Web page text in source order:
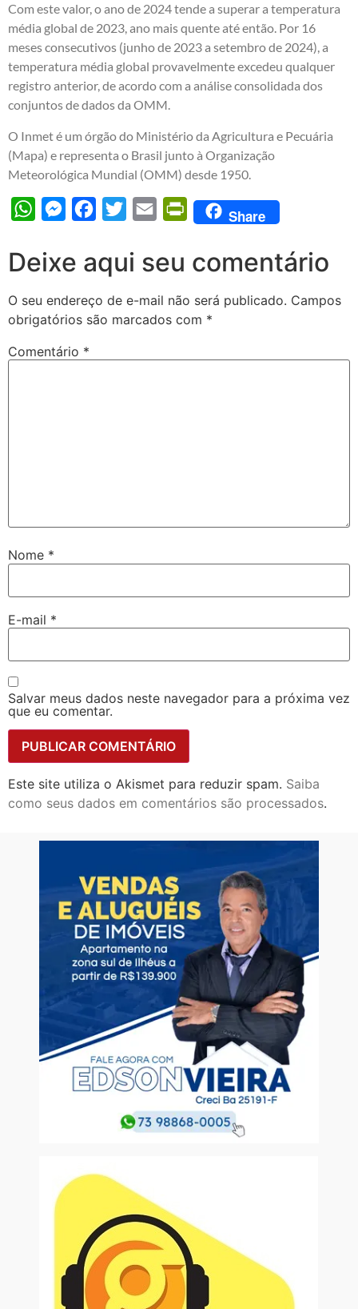
Com este valor, o ano de 2024 tende a superar a temperatura
média global de 2023, ano mais quente até então. Por 16
meses consecutivos (junho de 2023 a setembro de 2024), a
temperatura média global provavelmente excedeu qualquer
registro anterior, de acordo com a análise consolidada dos
conjuntos de dados da OMM.
O Inmet é um órgão do Ministério da Agricultura e Pecuária
(Mapa) e representa o Brasil junto à Organização
Meteorológica Mundial (OMM) desde 1950.
WhatsAppMessengerFacebook
Twitter Email PrintFriendly
Share
Deixe aqui seu comentário
O seu endereço de e-mail não será publicado. Campos
obrigatórios são marcados com *
Comentário *
Nome *
E-mail *
Salvar meus dados neste navegador para a próxima vez
que eu comentar.
Este site utiliza o Akismet para reduzir spam. Saiba
como seus dados em comentários são processados.